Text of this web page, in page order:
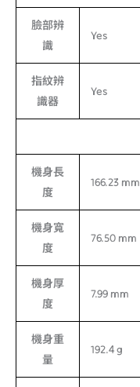
臉部辨
識
Yes
指紋辨
識器
Yes
機身長
度
166.23 mm
機身寬
度
76.50 mm
機身厚
度
7.99 mm
機身重
量
192.4 g